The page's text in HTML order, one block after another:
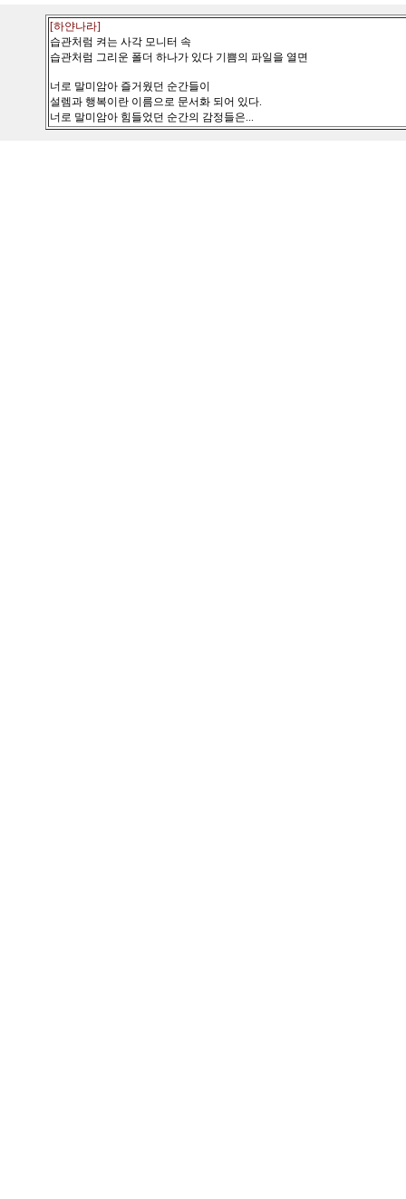
[하얀나라]
습관처럼 켜는 사각 모니터 속
습관처럼 그리운 폴더 하나가 있다 기쁨의 파일을 열면
너로 말미암아 즐거웠던 순간들이
설렘과 행복이란 이름으로 문서화 되어 있다.
너로 말미암아 힘들었던 순간의 감정들은...